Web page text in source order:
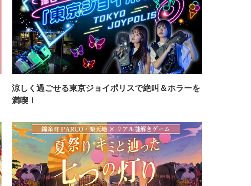
涼しく過ごせる東京ジョイポリスで絶叫＆ホラーを
満喫！